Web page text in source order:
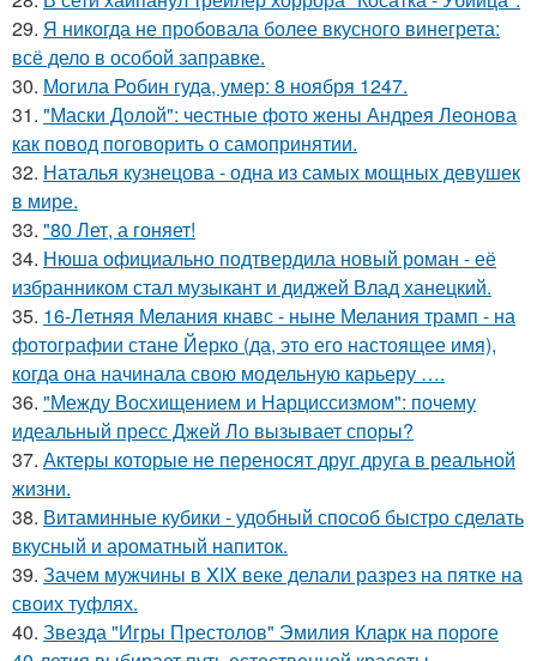
29. Я никогда не пробовала более вкусного винегрета:
всё дело в особой заправке.
30. Могила Робин гуда, умер: 8 ноября 1247.
31. "Маски Долой": честные фото жены Андрея Леонова
как повод поговорить о самопринятии.
32. Наталья кузнецова - одна из самых мощных девушек
в мире.
33. "80 Лет, а гоняет!
34. Нюша официально подтвердила новый роман - её
избранником стал музыкант и диджей Влад ханецкий.
35. 16-Летняя Мелания кнавс - ныне Мелания трамп - на
фотографии стане Йерко (да, это его настоящее имя),
когда она начинала свою модельную карьеру ….
36. "Между Восхищением и Нарциссизмом": почему
идеальный пресс Джей Ло вызывает споры?
37. Актеры которые не переносят друг друга в реальной
жизни.
38. Витаминные кубики - удобный способ быстро сделать
вкусный и ароматный напиток.
39. Зачем мужчины в XIX веке делали разрез на пятке на
своих туфлях.
40. Звезда "Игры Престолов" Эмилия Кларк на пороге